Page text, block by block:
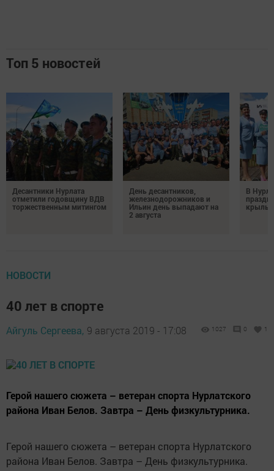
Топ 5 новостей
Десантники Нурлата
отметили годовщину ВДВ
торжественным митингом
День десантников,
железнодорожников и
Ильин день выпадают на
2 августа
В
НОВОСТИ
40 лет в спорте
Айгуль Сергеева, 9 августа 2019 - 17:08 1027 0 1
Герой нашего сюжета – ветеран спорта Нурлатского
района Иван Белов. Завтра – День физкультурника.
Герой нашего сюжета – ветеран спорта Нурлатского
района Иван Белов. Завтра – День физкультурника.